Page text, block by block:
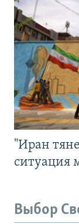
"Иран
ситуация
Выбор